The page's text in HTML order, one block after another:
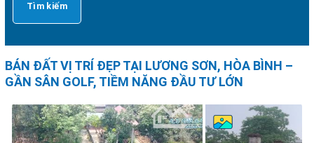
BÁN ĐẤT VỊ TRÍ ĐẸP TẠI LƯƠNG SƠN, HÒA BÌNH –
GẦN SÂN GOLF, TIỀM NĂNG ĐẦU TƯ LỚN